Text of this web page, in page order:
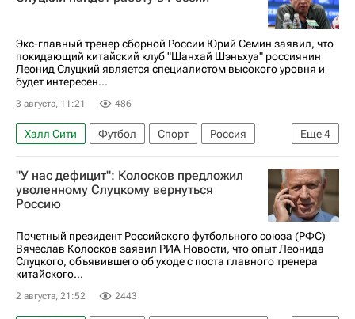
Экс-главный тренер сборной России Юрий Семин заявил, что
покидающий китайский клуб "Шанхай Шэньхуа" россиянин
Леонид Слуцкий является специалистом высокого уровня и
будет интересен...
3 августа, 11:21 486
Еще4
Халл Сити Футбол Спорт
Россия
Китай
Юрий Семин
Шанхай Шэньхуа
Леонид Слуцкий (Тренер)
"У нас дефицит": Колосков предложил
уволенному Слуцкому вернуться
Россию
Почетный президент Российского футбольного союза (РФС)
Вячеслав Колосков заявил РИА Новости, что опыт Леонида
Слуцкого, объявившего об уходе с поста главного тренера
китайского...
2 августа, 21:52 2443